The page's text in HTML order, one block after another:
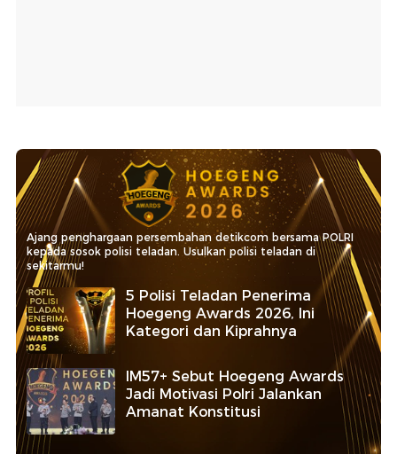
Ajang penghargaan persembahan detikcom bersama POLRI
kepada sosok polisi teladan. Usulkan polisi teladan di
sekitarmu!
5 Polisi Teladan Penerima
Hoegeng Awards 2026, Ini
Kategori dan Kiprahnya
IM57+ Sebut Hoegeng Awards
Jadi Motivasi Polri Jalankan
Amanat Konstitusi